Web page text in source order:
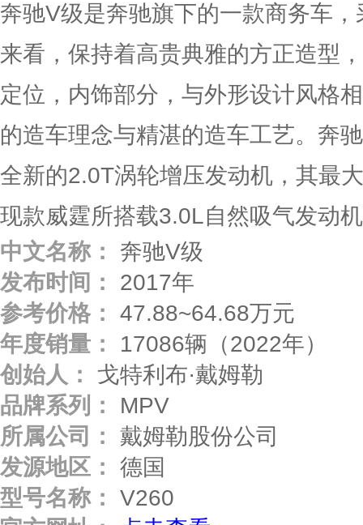
奔驰V级是奔驰旗下的一款商务车
来看，保持着高贵典雅的方正造型
定位，内饰部分，与外形设计风格
的造车理念与精湛的造车工艺。奔
全新的2.0T涡轮增压发动机，其最
现款威霆所搭载3.0L自然吸气发动
中文名称：
奔驰V级
发布时间：
2017年
参考价格：
47.88~64.68万元
年度销量：
17086辆（2022年）
创始人：
戈特利布·戴姆勒
品牌系列：
MPV
所属公司：
戴姆勒股份公司
发源地区：
德国
型号名称：
V260